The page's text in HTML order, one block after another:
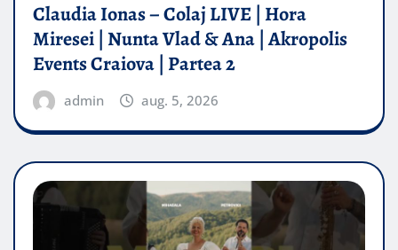
Claudia Ionas – Colaj LIVE | Hora
Miresei | Nunta Vlad & Ana | Akropolis
Events Craiova | Partea 2
admin aug. 5, 2026